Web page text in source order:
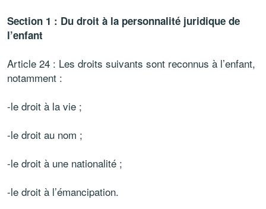
Section 1 : Du droit à la personnalité juridique de
l’enfant
Article 24 : Les droits suivants sont reconnus à l’enfant,
notamment :
-le droit à la vie ;
-le droit au nom ;
-le droit à une nationalité ;
-le droit à l’émancipation.